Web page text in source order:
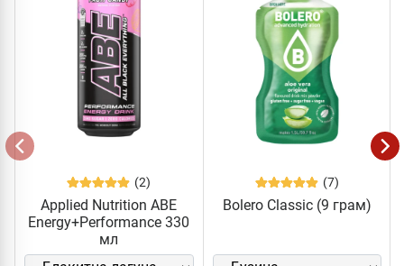
(2)
Applied Nutrition ABE
Energy+Performance 330
мл
(7)
Bolero Classic (9 грам)